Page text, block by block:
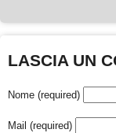
LASCIA UN
Nome (required)
Mail (required)